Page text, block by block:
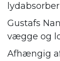
Gustafs
vægge og
Afhængig